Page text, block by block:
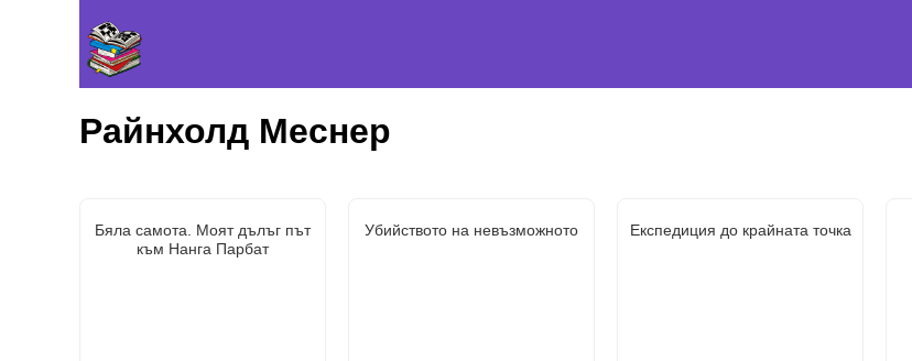
Райнхолд Меснер
Бяла самота. Моят дълъг път
към Нанга Парбат
Убийството на невъзможното Експедиция до крайната точка